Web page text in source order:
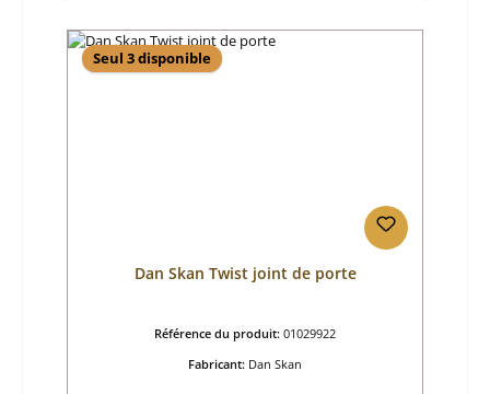
Seul 3 disponible
Dan Skan Twist joint de porte
Référence du produit: 01029922
Fabricant: Dan Skan